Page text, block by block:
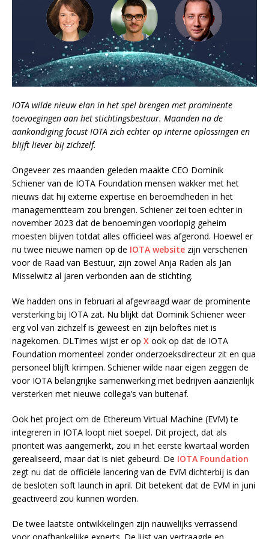
IOTA wilde nieuw elan in het spel brengen met prominente
toevoegingen aan het stichtingsbestuur. Maanden na de
aankondiging focust IOTA zich echter op interne oplossingen en
blijft liever bij zichzelf.
Ongeveer zes maanden geleden maakte CEO Dominik
Schiener van de IOTA Foundation mensen wakker met het
nieuws dat hij externe expertise en beroemdheden in het
managementteam zou brengen. Schiener zei toen echter in
november 2023 dat de benoemingen voorlopig geheim
moesten blijven totdat alles officieel was afgerond. Hoewel er
nu twee nieuwe namen op de IOTA website zijn verschenen
voor de Raad van Bestuur, zijn zowel Anja Raden als Jan
Misselwitz al jaren verbonden aan de stichting.
We hadden ons in februari al afgevraagd waar de prominente
versterking bij IOTA zat. Nu blijkt dat Dominik Schiener weer
erg vol van zichzelf is geweest en zijn beloftes niet is
nagekomen. DLTimes wijst er op X ook op dat de IOTA
Foundation momenteel zonder onderzoeksdirecteur zit en qua
personeel blijft krimpen. Schiener wilde naar eigen zeggen de
voor IOTA belangrijke samenwerking met bedrijven aanzienlijk
versterken met nieuwe collega’s van buitenaf.
Ook het project om de Ethereum Virtual Machine (EVM) te
integreren in IOTA loopt niet soepel. Dit project, dat als
prioriteit was aangemerkt, zou in het eerste kwartaal worden
gerealiseerd, maar dat is niet gebeurd. De IOTA Foundation
zegt nu dat de officiële lancering van de EVM dichterbij is dan
de besloten soft launch in april. Dit betekent dat de EVM in juni
geactiveerd zou kunnen worden.
De twee laatste ontwikkelingen zijn nauwelijks verrassend